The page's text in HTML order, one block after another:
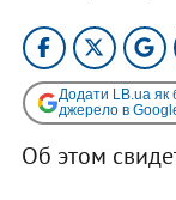
Додати LB.ua як
джерело в
Об этом